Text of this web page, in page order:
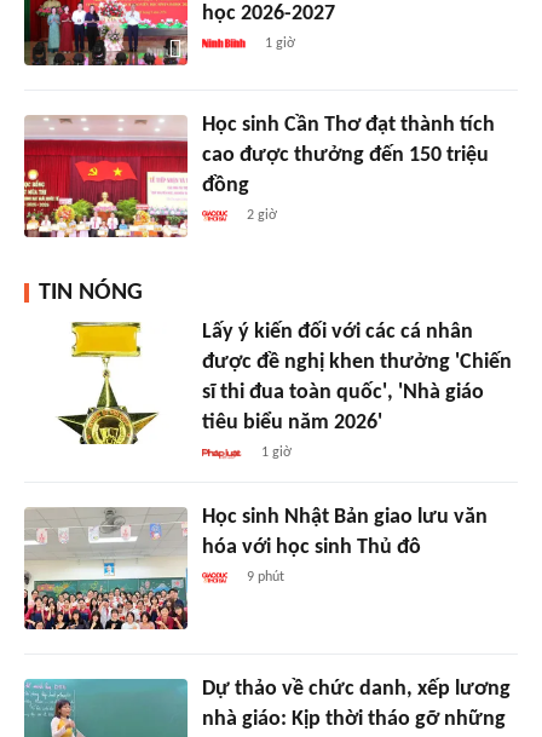
học 2026-2027
1 giờ
Học sinh Cần Thơ đạt thành tích
cao được thưởng đến 150 triệu
đồng
2 giờ
TIN NÓNG
Lấy ý kiến đối với các cá nhân
được đề nghị khen thưởng 'Chiến
sĩ thi đua toàn quốc', 'Nhà giáo
tiêu biểu năm 2026'
1 giờ
Học sinh Nhật Bản giao lưu văn
hóa với học sinh Thủ đô
9 phút
Dự thảo về chức danh, xếp lương
nhà giáo: Kịp thời tháo gỡ những